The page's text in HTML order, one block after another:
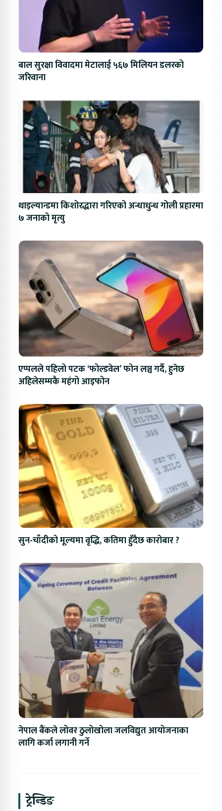
बाल सुरक्षा विवादमा मेटालाई ५६७ मिलियन डलरको
जरिवाना
थाइल्यान्डमा किशोरद्धारा गरिएको अन्धाधुन्ध गोली प्रहारमा
७ जनाको मृत्यु
एप्पलले पहिलो पटक ‘फोल्डवेल’ फोन लञ्च गर्दै, हुनेछ
अहिलेसम्मकै महंगो आइफोन
सुन-चाँदीको मूल्यमा वृद्धि, कतिमा हुँदैछ कारोबार ?
नेपाल बैंकले लोवर ठुलोखोला जलविद्युत आयोजनाका
लागि कर्जा लगानी गर्ने
ट्रेन्डिङ